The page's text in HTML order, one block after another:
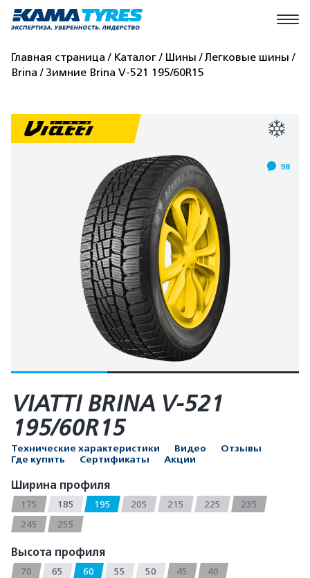
Главная страница Каталог Шины
Легковые шины
Brina
Зимние Brina V-521 195/60R15
98
VIATTI BRINA V-521
195/60R15
Технические характеристики Видео
Отзывы
Где купить
Сертификаты Акции
Ширина профиля
175 185 195 205 215 225
235
245
255
Высота профиля
70 65 60 55 50 45 40